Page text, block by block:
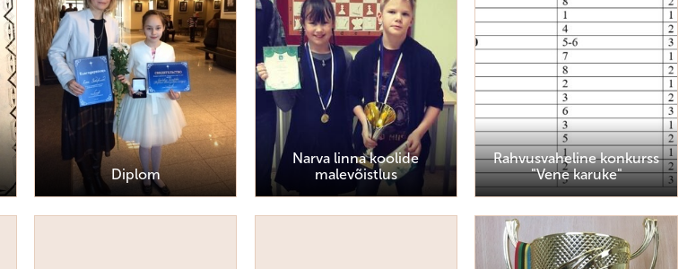
Diplom
Narva linna koolide
malevõistlus
Rahvusvaheline konkurss
"Vene karuke"